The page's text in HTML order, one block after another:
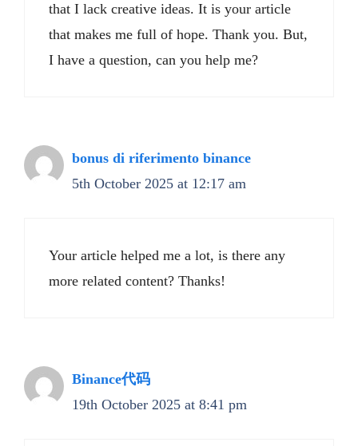
that I lack creative ideas. It is your article
that makes me full of hope. Thank you. But,
I have a question, can you help me?
bonus di riferimento binance
5th October 2025 at 12:17 am
Your article helped me a lot, is there any
more related content? Thanks!
Binance代码
19th October 2025 at 8:41 pm